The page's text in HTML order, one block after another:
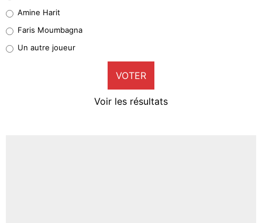
1%
9%
Amine Harit
Faris Moumbagna
Un autre joueur
VOTER
Voir les résultats